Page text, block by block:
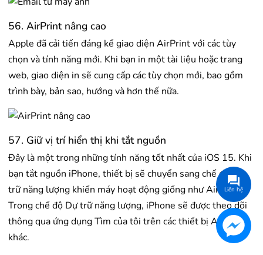
56. AirPrint nâng cao
Apple đã cải tiến đáng kể giao diện AirPrint với các tùy
chọn và tính năng mới. Khi bạn in một tài liệu hoặc trang
web, giao diện in sẽ cung cấp các tùy chọn mới, bao gồm
trình bày, bản sao, hướng và hơn thế nữa.
57. Giữ vị trí hiển thị khi tắt nguồn
Đây là một trong những tính năng tốt nhất của iOS 15. Khi
bạn tắt nguồn iPhone, thiết bị sẽ chuyển sang chế độ dự
trữ năng lượng khiến máy hoạt động giống như AirTag.
Trong chế độ Dự trữ năng lượng, iPhone sẽ được theo dõi
thông qua ứng dụng Tìm của tôi trên các thiết bị Apple
khác.
Liên hệ